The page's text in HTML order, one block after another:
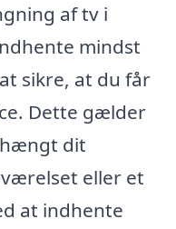
af tv i
mindst
sikre, at du får
Dette gælder
hængt dit
eller et
at indhente